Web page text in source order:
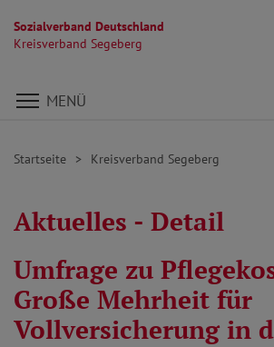
Sozialverband Deutschland
Kreisverband Segeberg
Direkt zu den Inhalten springen
MENÜ
Startseite Kreisverband Segeberg
Aktuelles - Detail
Umfrage zu
Große Mehrheit für
Vollversicherung in